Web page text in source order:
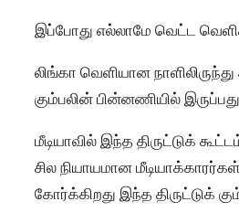
இப்போது எல்லாமே வெட்ட
லிங்கா வெளியான
கும்பலின் பின்னணியில்
மீடியாவில் இந்த திருட்டுக்
சில நியாயமான
கோர்க்கிறது இந்த திருட்டுக்